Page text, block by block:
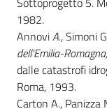
1982.
AnnoviA.,Simoni
dell'Emilia-Romagna,
dalle catastrofi
Roma, 1993.
Carton A., Panizza